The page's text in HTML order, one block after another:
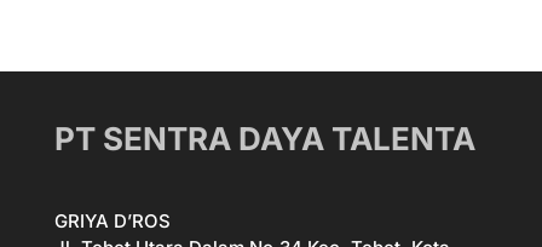
PT SENTRA DAYA TALENTA
GRIYA D’ROS